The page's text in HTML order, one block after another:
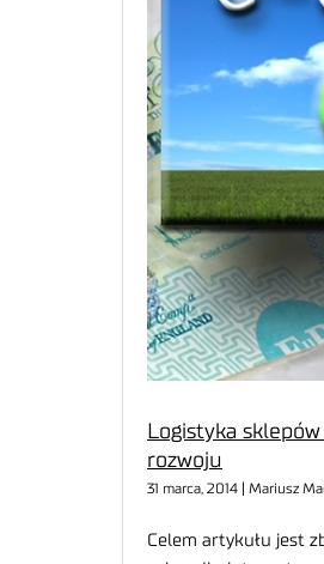
Logistyka
rozwoju
31 marca, 2014 | Mariusz
Celem artykułu jest